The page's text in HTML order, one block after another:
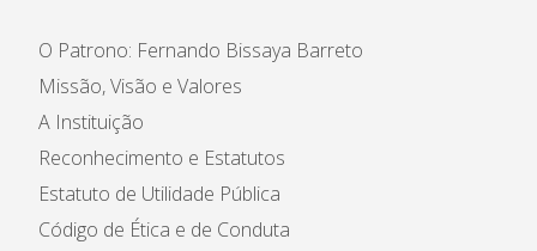
O Patrono: Fernando Bissaya Barreto
Missão, Visão e Valores
A Instituição
Reconhecimento e Estatutos
Estatuto de Utilidade Pública
Código de Ética e de Conduta